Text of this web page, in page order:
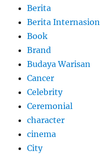
Berita
Berita
Book
Brand
Budaya Warisan
Cancer
Celebrity
Ceremonial
character
cinema
City